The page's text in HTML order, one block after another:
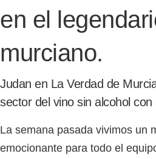
en el
murciano.
Judan en La Verdad de
sector del vino sin alcohol
La semana pasada vivimos un
emocionante para todo el